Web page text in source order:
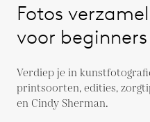
Fotos
voor beginners
Verdiep je in
printsoorten, edities,
en Cindy Sherman.